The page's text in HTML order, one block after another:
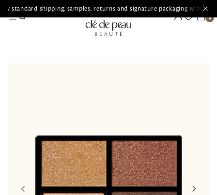
standard shipping, samples, returns and signature packaging with